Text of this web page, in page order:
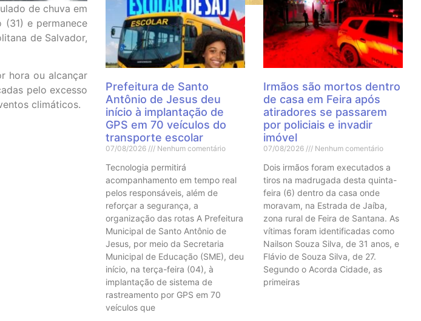
de chuva em
e permanece
de Salvador,
hora ou alcançar
pelo excesso
climáticos.
Mais Notícias
Prefeitura de Santo
Antônio de Jesus deu
início à implantação de
GPS em 70 veículos do
transporte escolar
07/08/2026 Nenhum comentário
Tecnologia permitirá
acompanhamento em tempo real
pelos responsáveis, além de
reforçar a segurança, a
organização das rotas A Prefeitura
Municipal de Santo Antônio de
Jesus, por meio da Secretaria
Municipal de Educação (SME), deu
início, na terça-feira (04), à
implantação de sistema de
rastreamento por GPS em 70
veículos que
Irmãos são mortos dentro
de casa em Feira após
atiradores se passarem
por policiais e invadir
imóvel
07/08/2026 Nenhum comentário
Dois irmãos foram executados a
tiros na madrugada desta quinta-
feira (6) dentro da casa onde
moravam, na Estrada de Jaíba,
zona rural de Feira de Santana. As
vítimas foram identificadas como
Nailson Souza Silva, de 31 anos, e
Flávio de Souza Silva, de 27.
Segundo o Acorda Cidade, as
primeiras